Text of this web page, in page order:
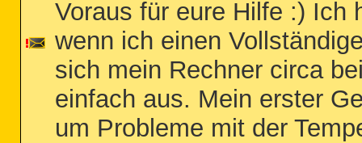
Voraus für eure Hilfe :) Ich
wenn ich einen
sich mein Rechner circa
einfach aus. Mein erster
um Probleme mit der